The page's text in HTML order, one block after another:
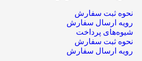
نحوه ثبت سفارش
رویه ارسال سفارش
شیوه‌های پرداخت
نحوه ثبت سفارش
رویه ارسال سفارش